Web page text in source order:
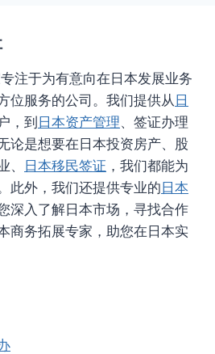
注于为有意向在日本发展业务
位服务的公司。我们提供从日
，到日本资产管理、签证办理
论是想要在日本投资房产、股
、 日本移民签证 ，我们都能为
此外，我们还提供专业的日本
深入了解日本市场，寻找合作
商务拓展专家，助您在日本实